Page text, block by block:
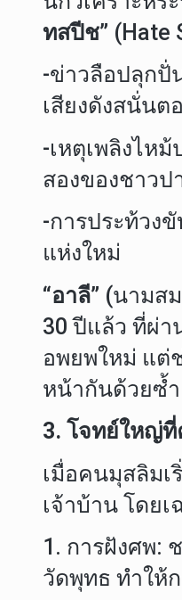
ทสปีช” (Hate
-ข่าวลือปลุกปั่
เสียงดังสนั่นต
-เหตุเพลิงไห
สองของชาวป
-การประท้วง
แห่งใหม่
“อาลี” (นามส
30 ปีแล้ว ที่ผ่า
อพยพใหม่ แต่
หน้ากันด้วยซ้ำ
3. โจทย์ใหญ่ที่
เมื่อคนมุสลิม
เจ้าบ้าน โดยเ
1. การฝังศพ:
วัดพุทธ ทำให้